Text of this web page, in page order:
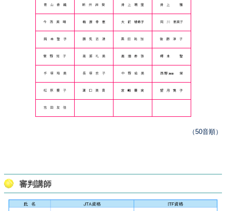
（50音順）
審判講師